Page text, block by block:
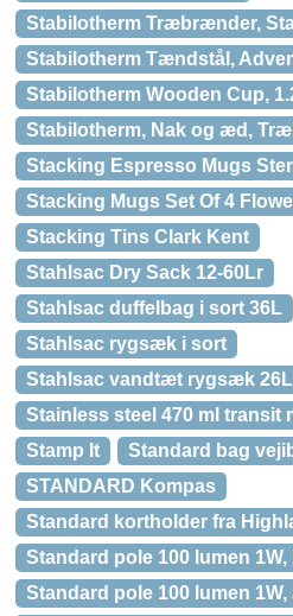
Stabilotherm Træbrænder,
Stabilotherm Tændstål,
Stabilotherm Wooden Cup,
Stabilotherm, Nak og æd,
Stacking Espresso Mugs
Stacking Mugs Set Of 4
Stacking Tins Clark Kent
Stahlsac Dry Sack 12-60Lr
Stahlsac duffelbag i sort 36L
Stahlsac rygsæk i sort
Stahlsac vandtæt rygsæk 26L
Stainless steel 470 ml transit
Stamp It
Standard bag
STANDARD Kompas
Standard kortholder fra
Standard pole 100 lumen
Standard pole 100 lumen